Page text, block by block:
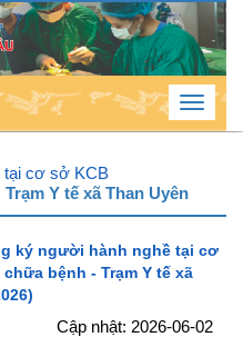
Toggle
tại cơ sở KCB
Trạm Y tế xã Than Uyên
ký người hành nghề tại cơ
bệnh - Trạm Y tế xã
Cập nhật: 2026-06-02